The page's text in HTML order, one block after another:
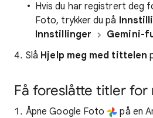
Hvis du har registrert deg
Foto, trykker du på
Innstillinger
Gemini-
Slå Hjelp meg med tittelen
Få foreslåtte titler for
Åpne Google Foto
på en